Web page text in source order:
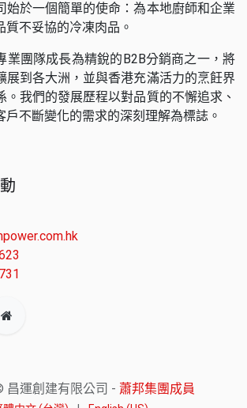
始於一個簡單的使命：為本地廚師和企業
不妥協的冷凍肉品。
業團隊成長為精銳的B2B分銷商之一，將
展到各大洲，並與香港充滿活力的烹飪界
。我們的發展歷程以對品質的不懈追求、
戶不斷變化的需求的深刻理解為標誌。
昌運創建有限公司 - 蕭邦集團成員